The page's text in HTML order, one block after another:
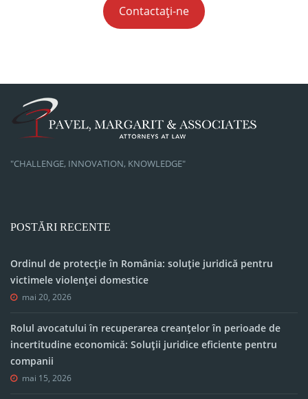
Contactați-ne
"CHALLENGE, INNOVATION, KNOWLEDGE"
POSTĂRI RECENTE
Ordinul de protecție în România: soluție juridică pentru
victimele violenței domestice
mai 20, 2026
Rolul avocatului în recuperarea creanțelor în perioade de
incertitudine economică: Soluții juridice eficiente pentru
companii
mai 15, 2026